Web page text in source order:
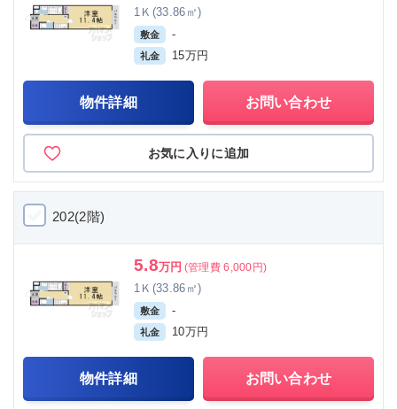
1Ｋ(33.86㎡)
敷金 -
礼金 15万円
物件詳細 お問い合わせ
お気に入りに追加
202(2階)
5.8万円 (管理費 6,000円)
1Ｋ(33.86㎡)
敷金 -
礼金 10万円
物件詳細 お問い合わせ